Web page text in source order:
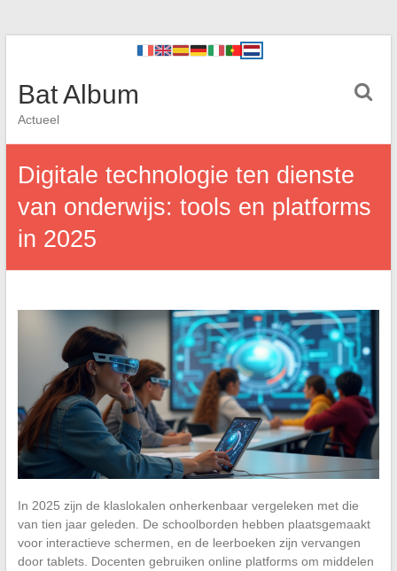
Bat Album
Actueel
Digitale technologie ten dienste
van onderwijs: tools en platforms
in 2025
In 2025 zijn de klaslokalen onherkenbaar vergeleken met die
van tien jaar geleden. De schoolborden hebben plaatsgemaakt
voor interactieve schermen, en de leerboeken zijn vervangen
door tablets. Docenten gebruiken online platforms om middelen